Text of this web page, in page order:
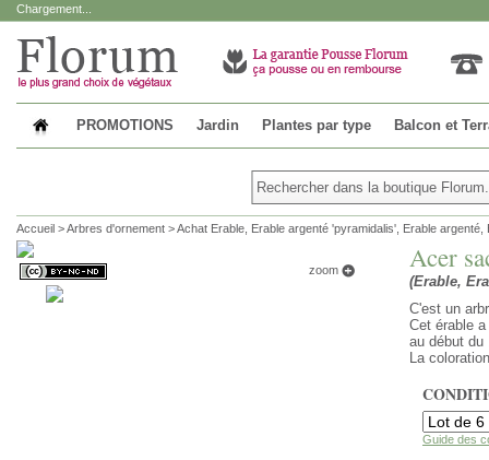
Chargement...
PROMOTIONS Jardin Plantes par type Balcon et
Accueil >Arbres d'ornement >Achat Erable, Erable argenté 'pyramidalis', Erable argenté,
zoom Acer
(Erable,
C'est un
Cet érable
au début du
La
Guide des